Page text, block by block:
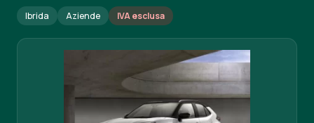
Ibrida Aziende IVA esclusa